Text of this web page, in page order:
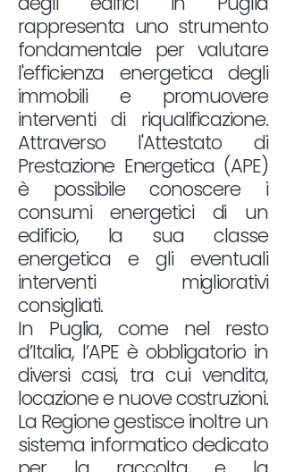
rappresenta uno strumento
fondamentale per valutare
l'efficienza energetica degli
immobili e promuovere
interventi di riqualificazione.
Attraverso l'Attestato di
Prestazione Energetica (APE)
è possibile conoscere i
consumi energetici di un
edificio, la sua classe
energetica e gli eventuali
interventi migliorativi
consigliati.
In Puglia, come nel resto
d’Italia, l’APE è obbligatorio in
diversi casi, tra cui vendita,
locazione e nuove costruzioni.
La Regione gestisce inoltre un
sistema informatico dedicato